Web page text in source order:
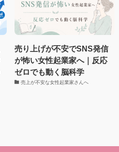
売り上げが不安でSNS発信
が怖い女性起業家へ｜反応
ゼロでも動く脳科学
売上が不安な女性起業家さんへ